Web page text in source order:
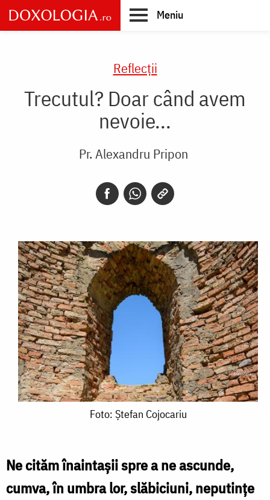
Skip
to
main
Meniu
Reflecții
Trecutul? Doar când avem
nevoie...
Pr. Alexandru Pripon
Cojocariu
Foto: Ștefan Cojocariu
Ne cităm înaintașii spre a ne ascunde,
cumva, în umbra lor, slăbiciuni, neputințe